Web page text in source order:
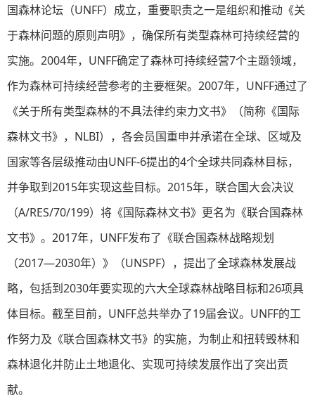
国森林论坛（UNFF）成立，重要职责之一是组织和推动《关
于森林问题的原则声明》，确保所有类型森林可持续经营的
实施。2004年，UNFF确定了森林可持续经营7个主题领域，
作为森林可持续经营参考的主要框架。2007年，UNFF通过了
《关于所有类型森林的不具法律约束力文书》（简称《国际
森林文书》，NLBI），各会员国重申并承诺在全球、区域及
国家等各层级推动由UNFF-6提出的4个全球共同森林目标，
并争取到2015年实现这些目标。2015年，联合国大会决议
（A/RES/70/199）将《国际森林文书》更名为《联合国森林
文书》。2017年，UNFF发布了《联合国森林战略规划
（2017—2030年）》（UNSPF），提出了全球森林发展战
略，包括到2030年要实现的六大全球森林战略目标和26项具
体目标。截至目前，UNFF总共举办了19届会议。UNFF的工
作努力及《联合国森林文书》的实施，为制止和扭转毁林和
森林退化并防止土地退化、实现可持续发展作出了突出贡
献。